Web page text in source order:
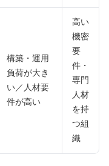
構築・運用
負荷が大き
い／人材要
件が高い
高い
機密
要
件・
専門
人材
を持
つ組
織